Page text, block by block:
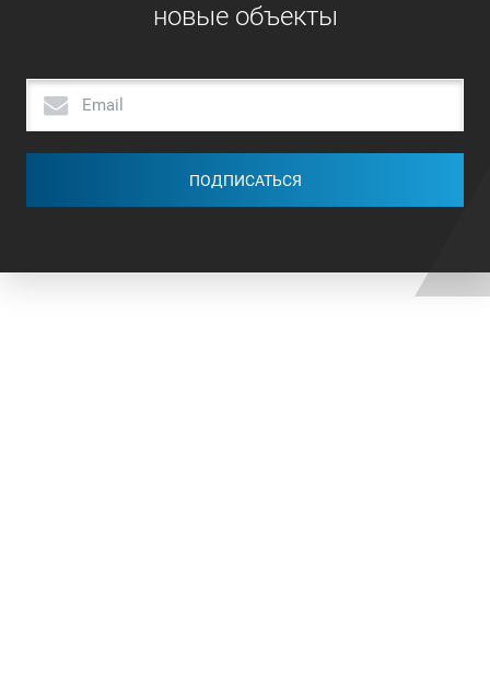
новые объекты
ПОДПИСАТЬСЯ